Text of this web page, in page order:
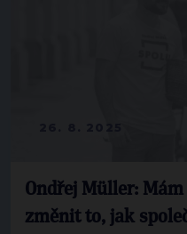
Ondřej Müller:
změnit to, jak